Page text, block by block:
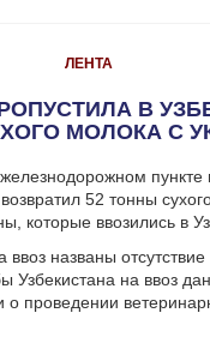
ЛЕНТА
В
МОЛОКА С
пункте
52 тонны
которые ввозились в
ввоз названы
Узбекистана на ввоз
проведении